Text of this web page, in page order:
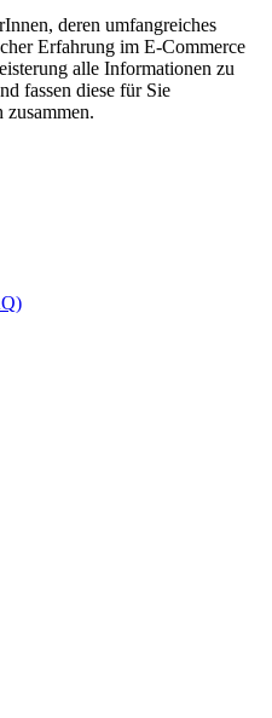
deren umfangreiches
Erfahrung im E-Commerce
alle Informationen zu
fassen diese für Sie
zusammen.